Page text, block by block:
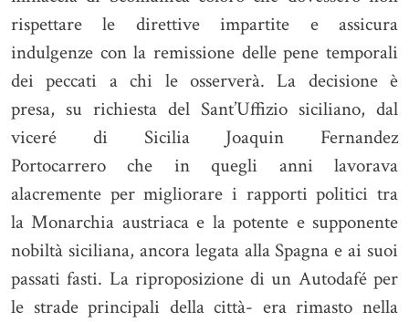
rispettare le direttive impartite e assicura
indulgenze con la remissione delle pene temporali
dei peccati a chi le osserverà. La decisione è
presa, su richiesta del Sant’Uffizio siciliano, dal
viceré di Sicilia Joaquin Fernandez
Portocarrero che in quegli anni lavorava
alacremente per migliorare i rapporti politici tra
la Monarchia austriaca e la potente e supponente
nobiltà siciliana, ancora legata alla Spagna e ai suoi
passati fasti. La riproposizione di un Autodafé per
le strade principali della città- era rimasto nella